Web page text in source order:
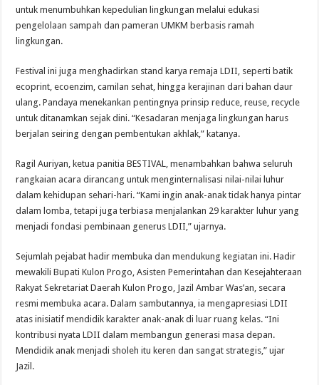
untuk menumbuhkan kepedulian lingkungan melalui edukasi
pengelolaan sampah dan pameran UMKM berbasis ramah
lingkungan.
Festival ini juga menghadirkan stand karya remaja LDII, seperti batik
ecoprint, ecoenzim, camilan sehat, hingga kerajinan dari bahan daur
ulang. Pandaya menekankan pentingnya prinsip reduce, reuse, recycle
untuk ditanamkan sejak dini. “Kesadaran menjaga lingkungan harus
berjalan seiring dengan pembentukan akhlak,” katanya.
Ragil Auriyan, ketua panitia BESTIVAL, menambahkan bahwa seluruh
rangkaian acara dirancang untuk menginternalisasi nilai-nilai luhur
dalam kehidupan sehari-hari. “Kami ingin anak-anak tidak hanya pintar
dalam lomba, tetapi juga terbiasa menjalankan 29 karakter luhur yang
menjadi fondasi pembinaan generus LDII,” ujarnya.
Sejumlah pejabat hadir membuka dan mendukung kegiatan ini. Hadir
mewakili Bupati Kulon Progo, Asisten Pemerintahan dan Kesejahteraan
Rakyat Sekretariat Daerah Kulon Progo, Jazil Ambar Was’an, secara
resmi membuka acara. Dalam sambutannya, ia mengapresiasi LDII
atas inisiatif mendidik karakter anak-anak di luar ruang kelas. “Ini
kontribusi nyata LDII dalam membangun generasi masa depan.
Mendidik anak menjadi sholeh itu keren dan sangat strategis,” ujar
Jazil.